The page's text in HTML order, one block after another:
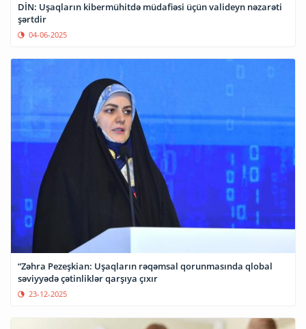
DİN: Uşaqların kibermühitdə müdafiəsi üçün valideyn nəzarəti
şərtdir
04-06-2025
“Zəhra Pezeşkian: Uşaqların rəqəmsal qorunmasında qlobal
səviyyədə çətinliklər qarşıya çıxır
23-12-2025